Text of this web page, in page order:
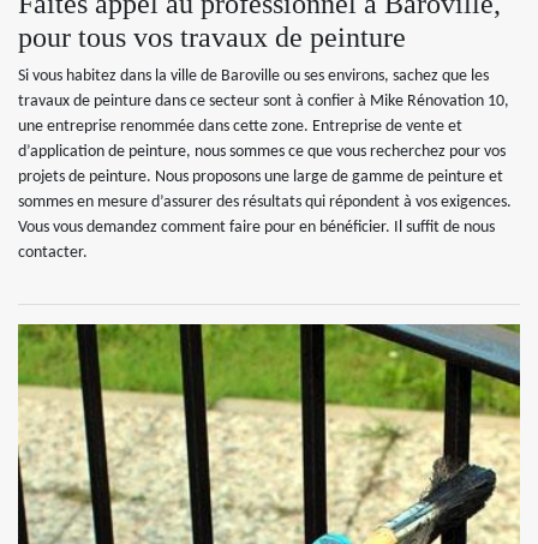
pour tous vos travaux de peinture
Si vous habitez dans la ville de Baroville ou ses environs, sachez que les
travaux de peinture dans ce secteur sont à confier à Mike Rénovation 10,
une entreprise renommée dans cette zone. Entreprise de vente et
d’application de peinture, nous sommes ce que vous recherchez pour vos
projets de peinture. Nous proposons une large de gamme de peinture et
sommes en mesure d’assurer des résultats qui répondent à vos exigences.
Vous vous demandez comment faire pour en bénéficier. Il suffit de nous
contacter.